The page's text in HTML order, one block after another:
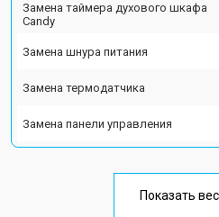
Замена таймера духового шкафа
Candy
Замена шнура питания
Замена термодатчика
Замена панели управления
Показать